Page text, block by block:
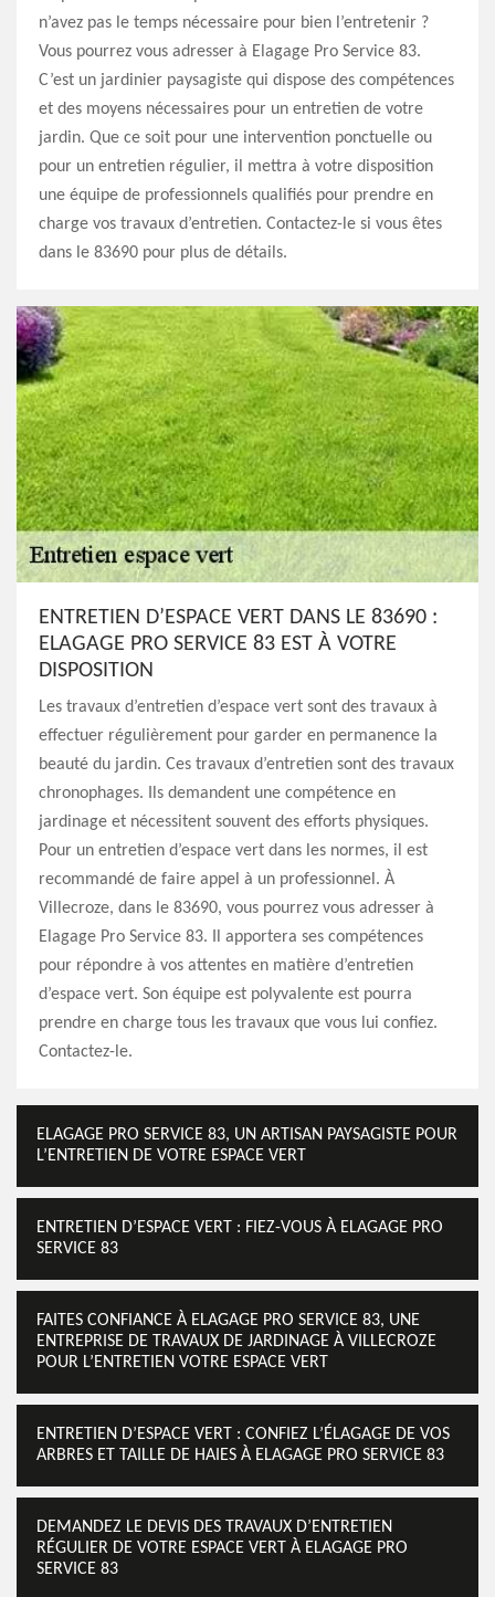
n’avez pas le temps nécessaire pour bien l’entretenir ?
Vous pourrez vous adresser à Elagage Pro Service 83.
C’est un jardinier paysagiste qui dispose des compétences
et des moyens nécessaires pour un entretien de votre
jardin. Que ce soit pour une intervention ponctuelle ou
pour un entretien régulier, il mettra à votre disposition
une équipe de professionnels qualifiés pour prendre en
charge vos travaux d’entretien. Contactez-le si vous êtes
dans le 83690 pour plus de détails.
ENTRETIEN D’ESPACE VERT DANS LE 83690 :
ELAGAGE PRO SERVICE 83 EST À VOTRE
DISPOSITION
Les travaux d’entretien d’espace vert sont des travaux à
effectuer régulièrement pour garder en permanence la
beauté du jardin. Ces travaux d’entretien sont des travaux
chronophages. Ils demandent une compétence en
jardinage et nécessitent souvent des efforts physiques.
Pour un entretien d’espace vert dans les normes, il est
recommandé de faire appel à un professionnel. À
Villecroze, dans le 83690, vous pourrez vous adresser à
Elagage Pro Service 83. Il apportera ses compétences
pour répondre à vos attentes en matière d’entretien
d’espace vert. Son équipe est polyvalente est pourra
prendre en charge tous les travaux que vous lui confiez.
Contactez-le.
ELAGAGE PRO SERVICE 83, UN ARTISAN PAYSAGISTE POUR
L’ENTRETIEN DE VOTRE ESPACE VERT
ENTRETIEN D’ESPACE VERT : FIEZ-VOUS À ELAGAGE PRO
SERVICE 83
FAITES CONFIANCE À ELAGAGE PRO SERVICE 83, UNE
ENTREPRISE DE TRAVAUX DE JARDINAGE À VILLECROZE
POUR L’ENTRETIEN VOTRE ESPACE VERT
ENTRETIEN D’ESPACE VERT : CONFIEZ L’ÉLAGAGE DE VOS
ARBRES ET TAILLE DE HAIES À ELAGAGE PRO SERVICE 83
DEMANDEZ LE DEVIS DES TRAVAUX D’ENTRETIEN
RÉGULIER DE VOTRE ESPACE VERT À ELAGAGE PRO
SERVICE 83